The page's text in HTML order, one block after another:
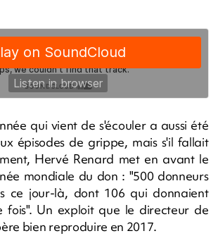
qui vient de s'écouler a aussi été
épisodes de grippe, mais s'il fallait
Hervé Renard met en avant le
mondiale du don : "500 donneurs
ce jour-là, dont 106 qui donnaient
fois". Un exploit que le directeur de
bien reproduire en 2017.